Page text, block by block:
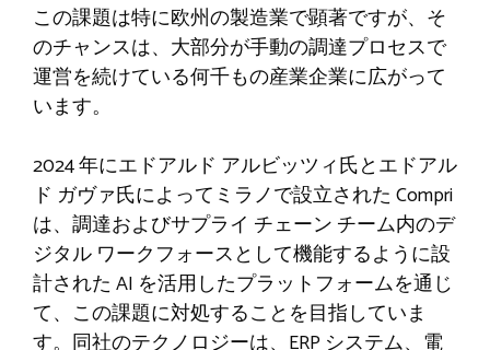
この課題は特に欧州の製造業で顕著ですが、そ
のチャンスは、大部分が手動の調達プロセスで
運営を続けている何千もの産業企業に広がって
います。
2024 年にエドアルド アルビッツィ氏とエドアル
ド ガヴァ氏によってミラノで設立された Compri
は、調達およびサプライ チェーン チーム内のデ
ジタル ワークフォースとして機能するように設
計された AI を活用したプラットフォームを通じ
て、この課題に対処することを目指していま
す。同社のテクノロジーは、ERP システム、電